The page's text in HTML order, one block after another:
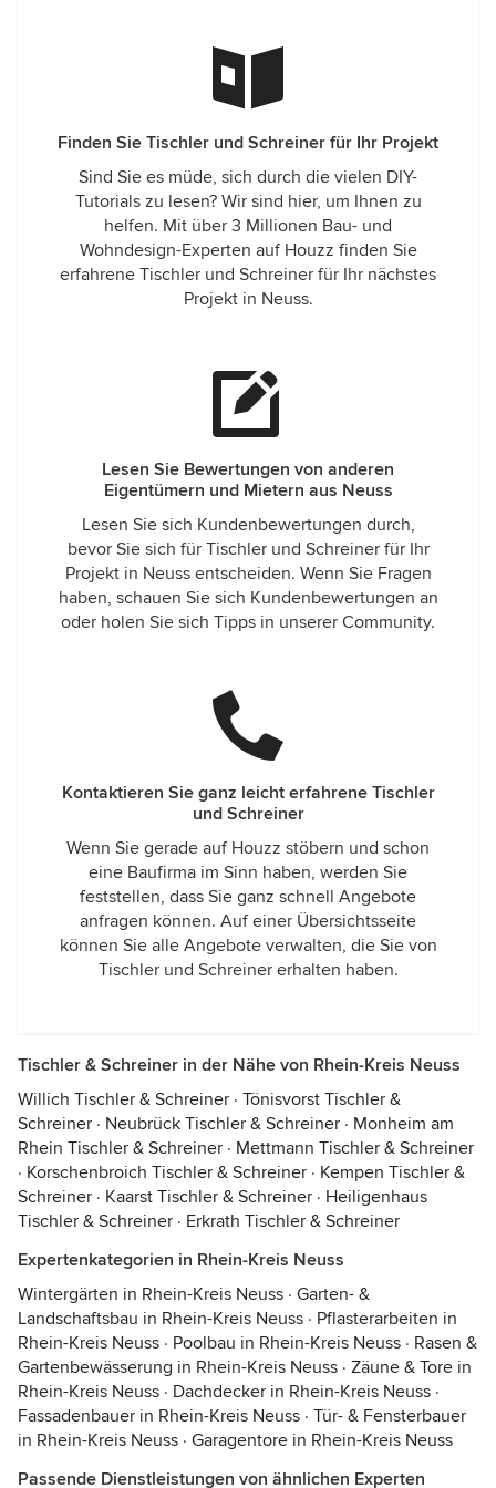
Finden Sie Tischler und Schreiner für Ihr Projekt
Sind Sie es müde, sich durch die vielen DIY-
Tutorials zu lesen? Wir sind hier, um Ihnen zu
helfen. Mit über 3 Millionen Bau- und
Wohndesign-Experten auf Houzz finden Sie
erfahrene Tischler und Schreiner für Ihr nächstes
Projekt in Neuss.
Lesen Sie Bewertungen von anderen
Eigentümern und Mietern aus Neuss
Lesen Sie sich Kundenbewertungen durch,
bevor Sie sich für Tischler und Schreiner für Ihr
Projekt in Neuss entscheiden. Wenn Sie Fragen
haben, schauen Sie sich Kundenbewertungen an
oder holen Sie sich Tipps in unserer Community.
Kontaktieren Sie ganz leicht erfahrene Tischler
und Schreiner
Wenn Sie gerade auf Houzz stöbern und schon
eine Baufirma im Sinn haben, werden Sie
feststellen, dass Sie ganz schnell Angebote
anfragen können. Auf einer Übersichtsseite
können Sie alle Angebote verwalten, die Sie von
Tischler und Schreiner erhalten haben.
Tischler & Schreiner in der Nähe von Rhein-Kreis Neuss
Willich Tischler & Schreiner · Tönisvorst Tischler &
Schreiner · Neubrück Tischler & Schreiner · Monheim am
Rhein Tischler & Schreiner · Mettmann Tischler & Schreiner
· Korschenbroich Tischler & Schreiner · Kempen Tischler &
Schreiner · Kaarst Tischler & Schreiner · Heiligenhaus
Tischler & Schreiner · Erkrath Tischler & Schreiner
Expertenkategorien in Rhein-Kreis Neuss
Wintergärten in Rhein-Kreis Neuss · Garten- &
Landschaftsbau in Rhein-Kreis Neuss · Pflasterarbeiten in
Rhein-Kreis Neuss · Poolbau in Rhein-Kreis Neuss · Rasen &
Gartenbewässerung in Rhein-Kreis Neuss · Zäune & Tore in
Rhein-Kreis Neuss · Dachdecker in Rhein-Kreis Neuss ·
Fassadenbauer in Rhein-Kreis Neuss · Tür- & Fensterbauer
in Rhein-Kreis Neuss · Garagentore in Rhein-Kreis Neuss
Passende Dienstleistungen von ähnlichen Experten